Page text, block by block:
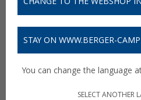
STAY ON WWW.BERGER-
You can change the language
SELECT ANOTHER